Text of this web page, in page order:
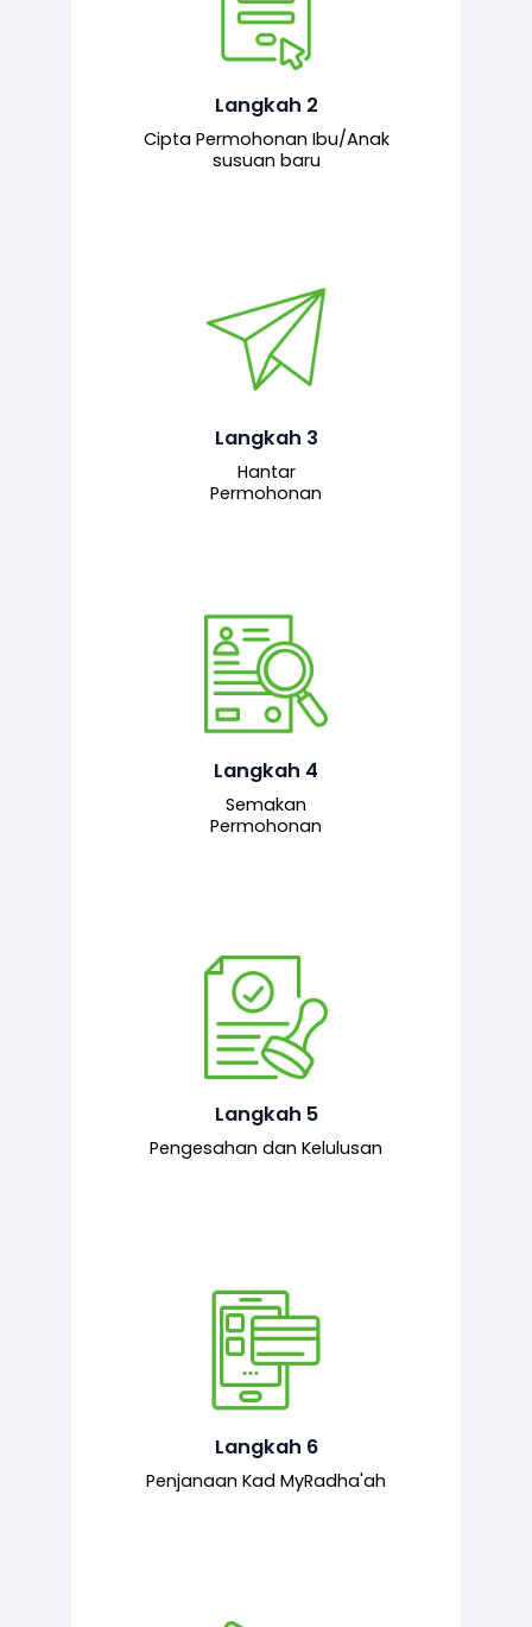
Langkah 2
Cipta Permohonan Ibu/Anak
susuan baru
Pemohon mengisi borang
permohonan bagi pendaftaran
baharu melalui sistem.
Langkah 3
Hantar
Permohonan
Permohonan yang lengkap dihantar
untuk proses semakan dan
bertanggungjawab.
Langkah 4
Semakan
Permohonan
Pegawai penyemak menyemak
maklumat yang dikemukakan. Jika
semua maklumat adalah lengkap dan
kepada pegawai pelulus untuk
tindakan seterusnya.
Langkah 5
Pengesahan dan Kelulusan
Pegawai pelulus menilai permohonan
dan memberi pengesahan serta
kelulusan akhir sekiranya semuanya
mematuhi syarat ditetapkan.
Langkah 6
Penjanaan Kad MyRadha'ah
Setelah permohonan diluluskan, kad
MyRadha’ah akan dijana.